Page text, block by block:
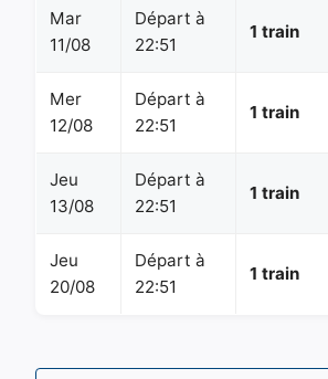
Mar
11/08
Départ à
22:51
1 train
Mer
12/08
Départ à
22:51
1 train
Jeu
13/08
Départ à
22:51
1 train
Jeu
20/08
Départ à
22:51
1 train